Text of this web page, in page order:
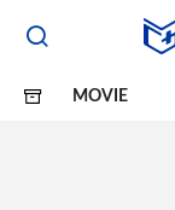
MOVIE